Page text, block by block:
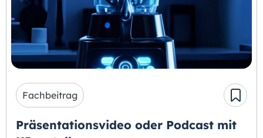
Fachbeitrag
Präsentationsvideo oder Podcast mit